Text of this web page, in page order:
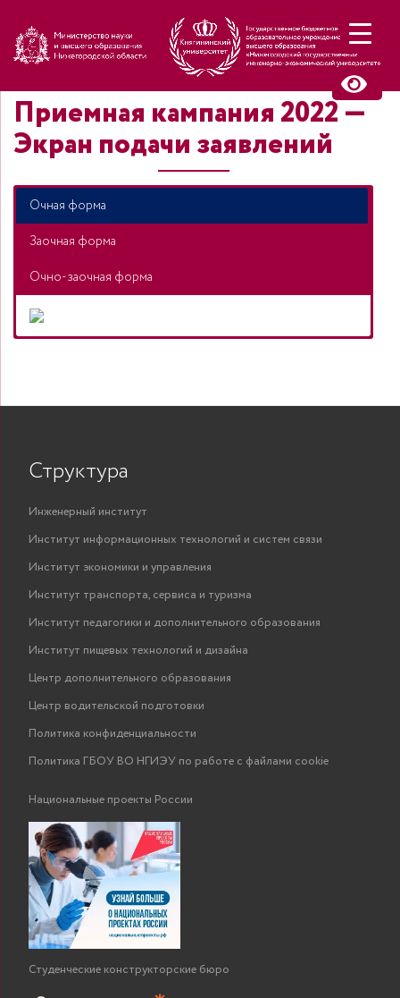
Приемная кампания 2022 —
Экран подачи заявлений
Очная форма
Заочная форма
Очно-заочная форма
Структура
Инженерный институт
Институт информационных технологий и систем связи
Институт экономики и управления
Институт транспорта, сервиса и туризма
Институт педагогики и дополнительного образования
Институт пищевых технологий и дизайна
Центр дополнительного образования
Центр водительской подготовки
Политика конфиденциальности
Политика ГБОУ ВО НГИЭУ по работе с файлами cookie
Национальные проекты России
Студенческие конструкторские бюро